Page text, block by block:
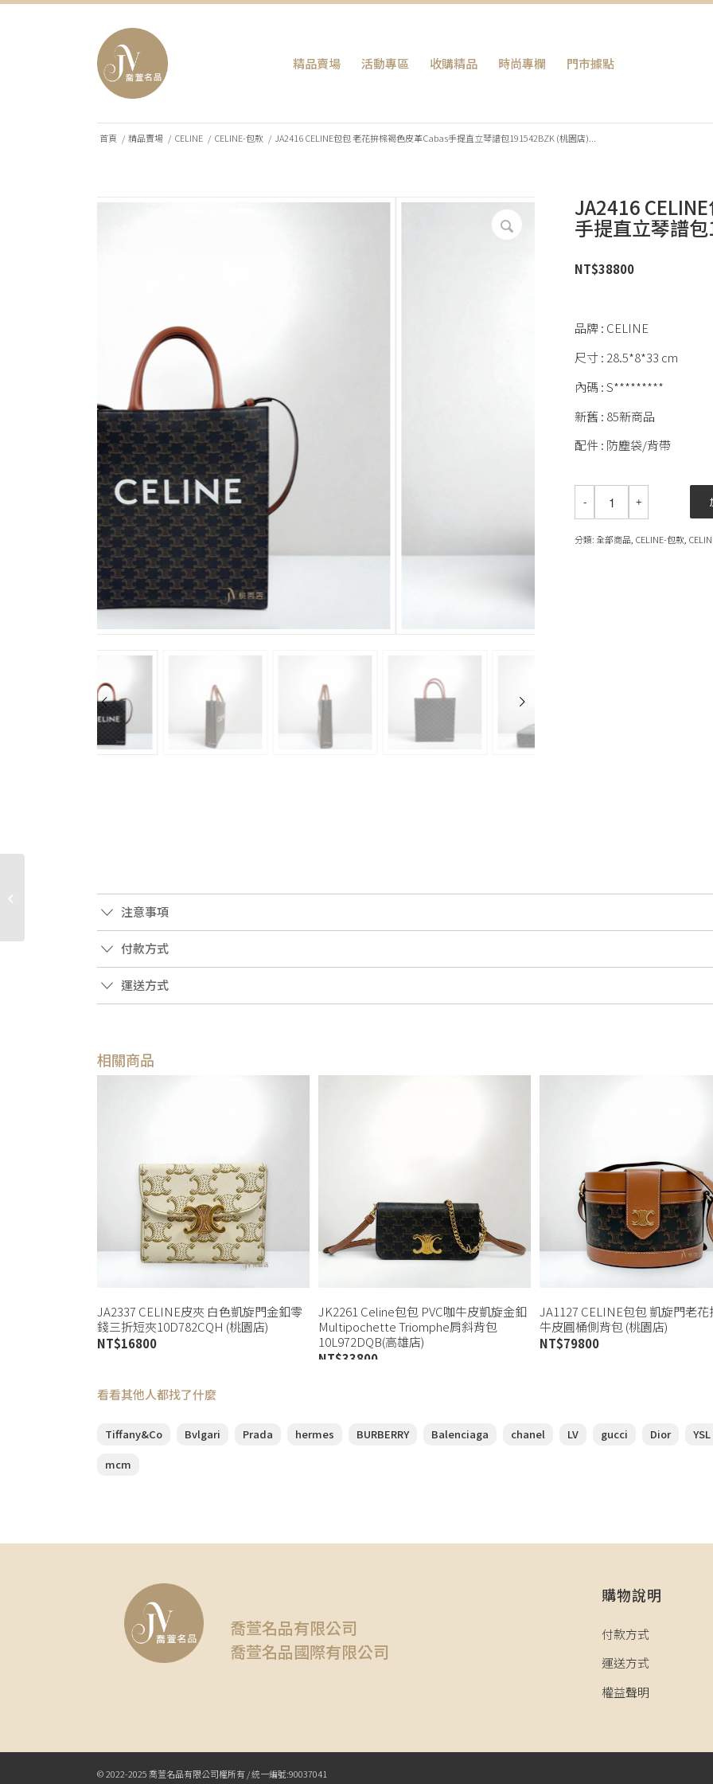
精品賣場 活動專區 收購精品 時尚專欄 門巿據點
首頁 / 精品賣場 / CELINE / CELINE-包款 / JA2416 CELINE包包 老花拚棕褐色皮革Cabas手提直立琴譜包191542BZK (桃園店)...
JA2416
手提直立琴譜
NT$38800
品牌 : CELINE
尺寸 : 28.5*8*33 cm
內碼 : S*********
新舊 : 85新商品
配件 : 防塵袋/背帶
分類:全部商品 CELINE-包款
注意事項
付款方式
運送方式
相關商品
JA2337 CELINE皮夾 白色凱旋門金釦零
錢三折短夾10D782CQH (桃園店)
NT$16800
JK2261 Celine包包 PVC咖牛皮凱旋金釦
Multipochette Triomphe肩斜背包
10L972DQB(高雄店)
NT$33800
JA1127 CELINE包包 凱旋門老花
牛皮圓桶側背包 (桃園店)
NT$79800
看看其他人都找了什麼
Tiffany&Co Bvlgari Prada hermes BURBERRY Balenciaga chanel LV gucci Dior YSL
mcm
喬萱名品有限公司
喬萱名品國際有限公司
購物說明
付款方式
運送方式
權益聲明
© 2022-2025 喬萱名品有限公司權所有 / 統一編號:90037041
牛皮竹節手提斜背包 (桃